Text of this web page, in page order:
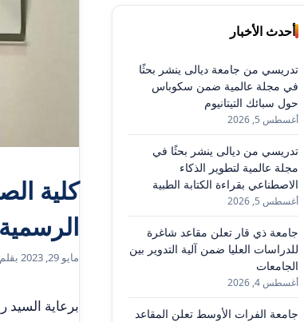
كلية
الرسمية
مايو 29, 2023 بقلم
برعاية السيد
أحدث الأخبار
تدريسي من جامعة ديالى ينشر بحثًا
في مجلة عالمية ضمن سكوباس
حول سبائك التيتانيوم
أغسطس 5, 2026
تدريسي من ديالى ينشر بحثًا في
مجلة عالمية لتطوير الذكاء
الاصطناعي بقراءة الكتابة الطبية
أغسطس 5, 2026
جامعة ذي قار تعلن مقاعد شاغرة
للدراسات العليا ضمن آلية التدوير بين
الجامعات
أغسطس 4, 2026
جامعة الفرات الأوسط تعلن المقاعد